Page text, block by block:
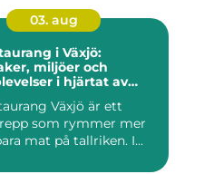
03. aug
i Växjö:
miljöer och
i hjärtat av
Växjö är ett
som rymmer mer
mat på tallriken. I...